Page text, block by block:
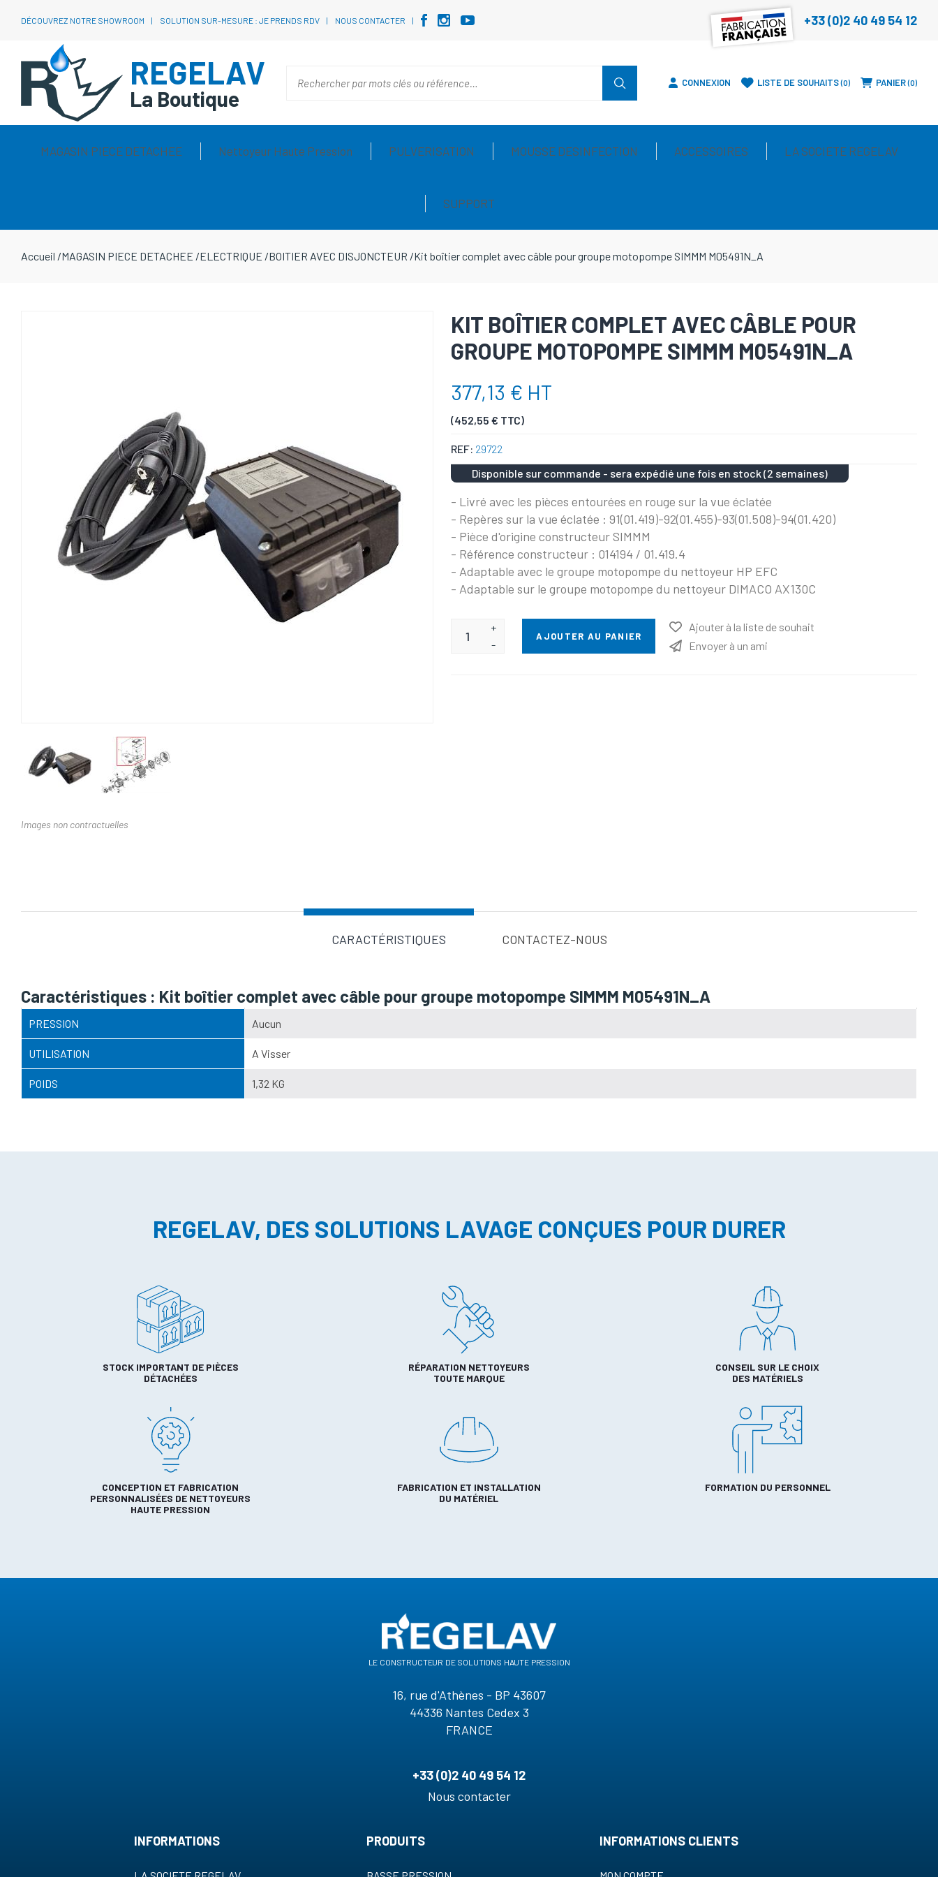
DÉCOUVREZ NOTRE SHOWROOM SOLUTION SUR-MESURE : JE PRENDS RDV NOUS CONTACTER +33 (0)2 40 49 54 12
REGELAV
La Boutique
CONNEXION LISTE DE SOUHAITS 0 PANIER 0
MAGASIN PIECE DETACHEE Nettoyeur Haute Pression PULVERISATION MOUSSE DESINFECTION ACCESSOIRES LA SOCIETE REGELAV
SUPPORT
Accueil /MAGASIN PIECE DETACHEE /ELECTRIQUE /BOITIER AVEC DISJONCTEUR /Kit boîtier complet avec câble pour groupe motopompe SIMMM M05491N_A
Images non contractuelles
KIT BOÎTIER COMPLET AVEC CÂBLE POUR
GROUPE MOTOPOMPE SIMMM M05491N_A
377,13 € HT
(452,55 € TTC)
REF: 29722
Disponible sur commande - sera expédié une fois en stock (2 semaines)
- Livré avec les pièces entourées en rouge sur la vue éclatée
- Repères sur la vue éclatée : 91(01.419)-92(01.455)-93(01.508)-94(01.420)
- Pièce d'origine constructeur SIMMM
- Référence constructeur : 014194 / 01.419.4
- Adaptable avec le groupe motopompe du nettoyeur HP EFC
- Adaptable sur le groupe motopompe du nettoyeur DIMACO AX130C
+
-
AJOUTER AU PANIER
Ajouter à la liste de souhait
Envoyer à un ami
CARACTÉRISTIQUES CONTACTEZ-NOUS
Caractéristiques : Kit boîtier complet avec câble pour groupe motopompe SIMMM M05491N_A
PRESSION Aucun
UTILISATION A Visser
POIDS 1,32 KG
REGELAV, DES SOLUTIONS LAVAGE CONÇUES POUR DURER
STOCK IMPORTANT DE PIÈCES
DÉTACHÉES
RÉPARATION NETTOYEURS
TOUTE MARQUE
CONSEIL SUR LE CHOIX
DES MATÉRIELS
CONCEPTION ET FABRICATION
PERSONNALISÉES DE NETTOYEURS
HAUTE PRESSION
FABRICATION ET INSTALLATION
DU MATÉRIEL
FORMATION DU PERSONNEL
le constructeur de solutions haute pression
16, rue d'Athènes - BP 43607
44336 Nantes Cedex 3
FRANCE
+33 (0)2 40 49 54 12
Nous contacter
INFORMATIONS PRODUITS INFORMATIONS CLIENTS